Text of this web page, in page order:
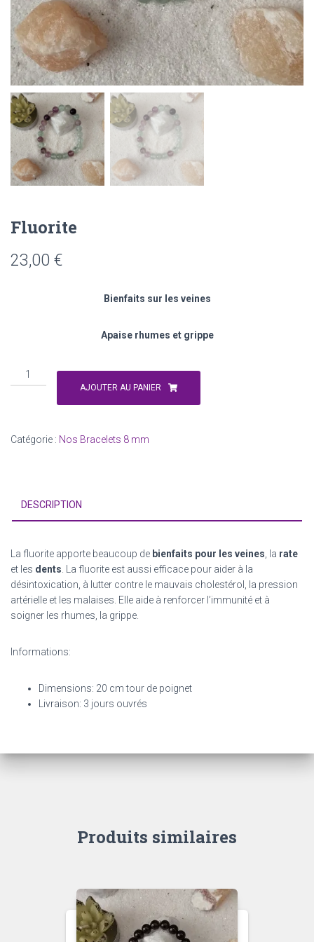
Fluorite
23,00 €
Bienfaits sur les veines
Apaise rhumes et grippe
quantité
de
AJOUTER AU PANIER
Catégorie : Nos Bracelets 8 mm
DESCRIPTION
La fluorite apporte beaucoup de bienfaits pour les veines , la rate
et les dents . La fluorite est aussi efficace pour aider à la
désintoxication, à lutter contre le mauvais cholestérol, la pression
artérielle et les malaises. Elle aide à renforcer l’immunité et à
soigner les rhumes, la grippe.
Informations:
Dimensions: 20 cm tour de poignet
Livraison: 3 jours ouvrés
Produits similaires